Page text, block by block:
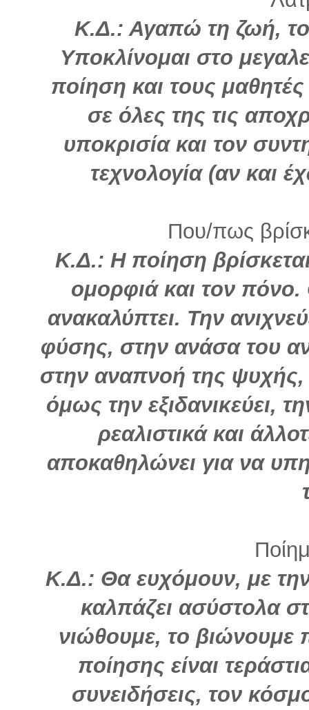
Κ.Δ.: Αγαπώ τη ζωή,
Υποκλίνομαι στο
ποίηση και τους
σε όλες της τις
υποκρισία και τον
τεχνολογία (αν και
Που/πως
Κ.Δ.: Η ποίηση
ομορφιά και τον πόνο.
ανακαλύπτει. Την
φύσης, στην ανάσα του
στην αναπνοή της
όμως την εξιδανικεύει,
ρεαλιστικά και
αποκαθηλώνει για να
Κ.Δ.: Θα ευχόμουν, με
καλπάζει ασύστολα
νιώθουμε, το βιώνουμε
ποίησης είναι
συνειδήσεις, τον